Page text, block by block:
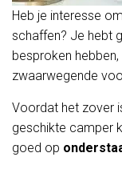
Heb je interesse
schaffen? Je hebt
besproken
zwaarwegende
Voordat het zover
geschikte camper
goed op